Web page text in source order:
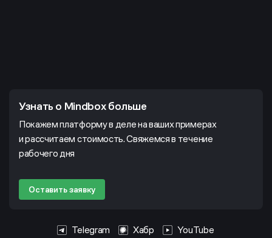
Узнать о Mindbox больше
Покажем платформу в деле на ваших примерах
и рассчитаем стоимость. Свяжемся в течение
рабочего дня
Оставить заявку
Telegram Хабр
YouTube